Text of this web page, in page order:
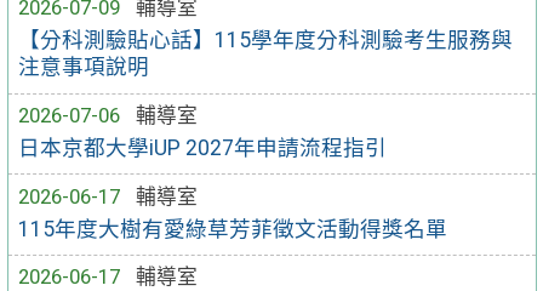
2026-07-09
輔導室
【分科測驗貼心話】115學年度分科測驗考生服務與
注意事項說明
2026-07-06
輔導室
日本京都大學iUP 2027年申請流程指引
2026-06-17
輔導室
115年度大樹有愛綠草芳菲徵文活動得獎名單
2026-06-17
輔導室